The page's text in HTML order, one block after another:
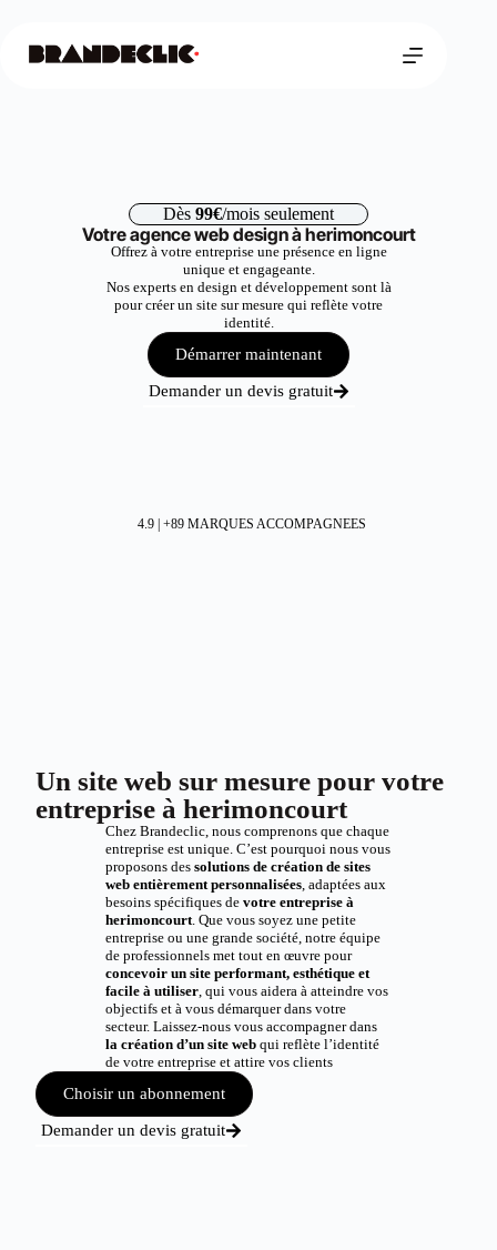
Dès 99€/mois seulement
Votre agence web design à herimoncourt
Offrez à votre entreprise une présence en ligne
unique et engageante.
Nos experts en design et développement sont là
pour créer un site sur mesure qui reflète votre
identité.
Démarrer maintenant
Demander un devis gratuit
4.9 | +89 MARQUES ACCOMPAGNEES
Un site web sur mesure pour votre
entreprise à herimoncourt
Chez Brandeclic, nous comprenons que chaque
entreprise est unique. C’est pourquoi nous vous
proposons des solutions de création de sites
web entièrement personnalisées, adaptées aux
besoins spécifiques de votre entreprise à
herimoncourt. Que vous soyez une petite
entreprise ou une grande société, notre équipe
de professionnels met tout en œuvre pour
concevoir un site performant, esthétique et
facile à utiliser, qui vous aidera à atteindre vos
objectifs et à vous démarquer dans votre
secteur. Laissez-nous vous accompagner dans
la création d’un site webqui reflète l’identité
de votre entreprise et attire vos clients
Choisir un abonnement
Demander un devis gratuit